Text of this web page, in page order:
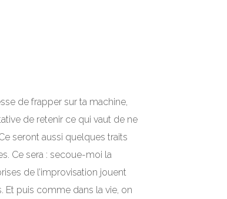
de frapper sur ta machine,
de retenir ce qui vaut de ne
seront aussi quelques traits
Ce sera : secoue-moi la
de l’improvisation jouent
puis comme dans la vie, on